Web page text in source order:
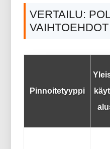
VERTAILU:
VAIHTOEHDOT
Pinnoitetyyppi